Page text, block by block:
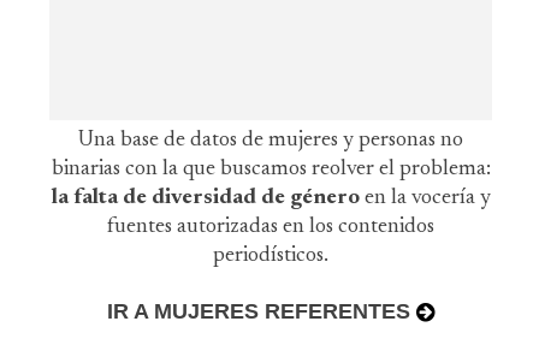
Una base de datos de mujeres y personas no
binarias con la que buscamos reolver el problema:
la falta de diversidad de género en la vocería y
fuentes autorizadas en los contenidos
periodísticos.
IR A MUJERES REFERENTES